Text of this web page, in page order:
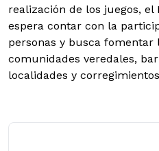
realización de los juegos, el
espera contar con la
personas y busca fomentar
comunidades veredales,
localidades y